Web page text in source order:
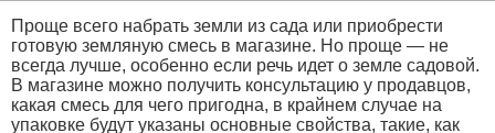
Проще всего набрать земли из сада или приобрести
готовую земляную смесь в магазине. Но проще — не
всегда лучше, особенно если речь идет о земле садовой.
В магазине можно получить консультацию у продавцов,
какая смесь для чего пригодна, в крайнем случае на
упаковке будут указаны основные свойства, такие, как